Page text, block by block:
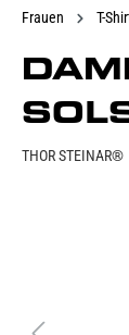
Frauen T-
THOR STEINAR®